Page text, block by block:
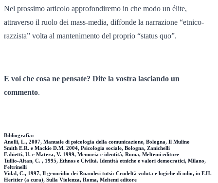
Nel prossimo articolo approfondiremo in che modo un élite,
attraverso il ruolo dei mass-media, diffonde la narrazione “etnico-
razzista” volta al mantenimento del proprio “status quo”.
E voi che cosa ne pensate? Dite la vostra lasciando un
commento.
Bibliografia:
Anolli, L., 2007, Manuale di psicologia della comunicazione, Bologna, Il Mulino
Smith E.R. e Mackie D.M. 2004, Psicologia sociale, Bologna, Zanichelli
Fabietti, U. e Matera, V. 1999, Memoria e identità, Roma, Meltemi editore
Tullio-Altan, C. , 1995, Ethnos e Civiltà. Identità etniche e valori democratici, Milano,
Feltrinelli
Vidal, C., 1997, Il genocidio dei Ruandesi tutsi: Crudeltà voluta e logiche di odio, in F.H.
Heritier (a cura), Sulla Violenza, Roma, Meltemi editore